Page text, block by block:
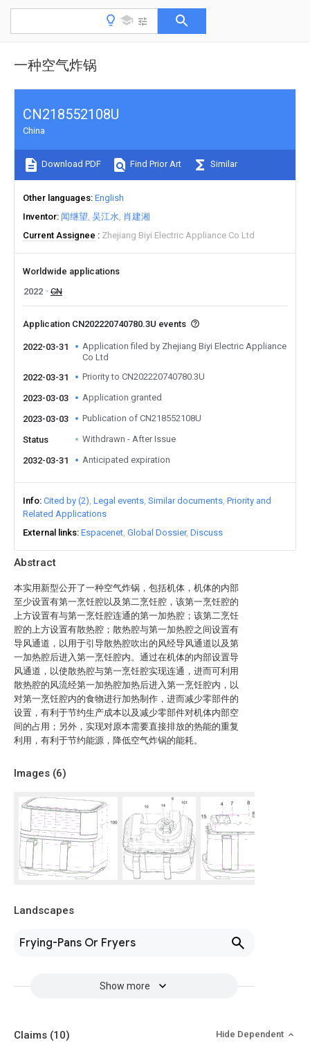
一种空气炸锅
Abstract
本实用新型公开了一种空气炸锅，包括机体，机体的内部
至少设置有第一烹饪腔以及第二烹饪腔，该第一烹饪腔的
上方设置有与第一烹饪腔连通的第一加热腔；该第二烹饪
腔的上方设置有散热腔；散热腔与第一加热腔之间设置有
导风通道，以用于引导散热腔吹出的风经导风通道以及第
一加热腔后进入第一烹饪腔内。通过在机体的内部设置导
风通道，以使散热腔与第一烹饪腔实现连通，进而可利用
散热腔的风流经第一加热腔加热后进入第一烹饪腔内，以
对第一烹饪腔内的食物进行加热制作，进而减少零部件的
设置，有利于节约生产成本以及减少零部件对机体内部空
间的占用；另外，实现对原本需要直接排放的热能的重复
利用，有利于节约能源，降低空气炸锅的能耗。
Images (6)
Landscapes
Frying-Pans Or Fryers
Show more
CN218552108U
China
Download PDF Find Prior Art Similar
Other languages English
Inventor 闻继望 吴江水 肖建湘
Current Assignee
Zhejiang Biyi Electric Appliance Co Ltd
Worldwide applications
2022
CN
Application CN202220740780.3U events
2022-03-31
Application filed by Zhejiang Biyi Electric Appliance
Co Ltd
2022-03-31
Priority to CN202220740780.3U
2023-03-03 Application granted
2023-03-03 Publication of CN218552108U
Status Withdrawn - After Issue
2032-03-31 Anticipated expiration
Info Cited by (2) Legal events Similar documents Priority and
Related Applications
External links Espacenet Global Dossier Discuss
Claims (10) Hide Dependent